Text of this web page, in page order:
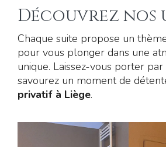
Découvrez nos
Chaque suite propose un
pour vous plonger dans une
unique. Laissez-vous porter par
savourez un moment de
privatif à Liège.